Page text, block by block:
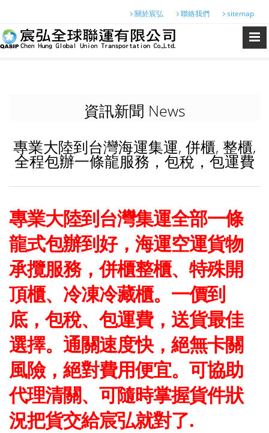
關於宸弘 聯絡我們 sitemap
資訊新聞 News
專業大陸到台灣海運集運, 併櫃, 整櫃,
全程包辦一條龍服務，包稅，包運費
專業大陸到台灣集運全部一條
龍式包辦到好，海運空運貨物
承攬服務，併櫃整櫃、特殊開
頂櫃、冷凍冷藏櫃。一價到
底，包稅、包運費，送貨最佳
選擇。通關速度快，絕無卡關
風險，絕對費用便宜。可協助
代理清關、可隨時掌握貨件狀
況把貨交給宸弘就對了.